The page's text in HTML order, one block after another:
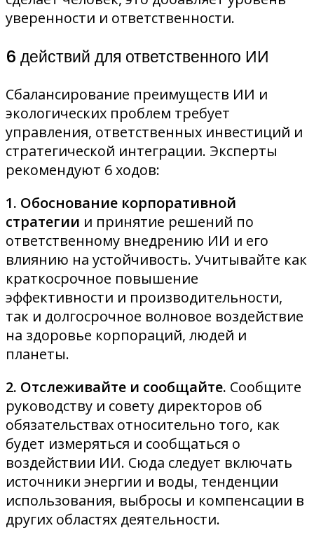
уверенности и ответственности.
6 действий для ответственного ИИ
Сбалансирование преимуществ ИИ и
экологических проблем требует
управления, ответственных инвестиций и
стратегической интеграции. Эксперты
рекомендуют 6 ходов:
1. Обоснование корпоративной
стратегии и принятие решений по
ответственному внедрению ИИ и его
влиянию на устойчивость. Учитывайте как
краткосрочное повышение
эффективности и производительности,
так и долгосрочное волновое воздействие
на здоровье корпораций, людей и
планеты.
2. Отслеживайте и сообщайте. Сообщите
руководству и совету директоров об
обязательствах относительно того, как
будет измеряться и сообщаться о
воздействии ИИ. Сюда следует включать
источники энергии и воды, тенденции
использования, выбросы и компенсации в
других областях деятельности.